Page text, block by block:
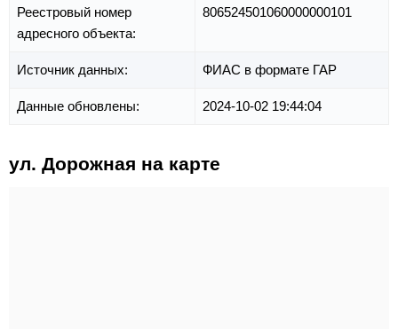
Реестровый номер
адресного объекта:
806524501060000000101
Источник данных: ФИАС в формате ГАР
Данные обновлены: 2024-10-02 19:44:04
ул. Дорожная на карте